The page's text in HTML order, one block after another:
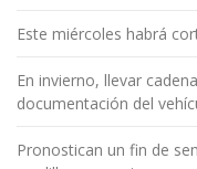
Este miércoles habrá
En invierno, llevar
documentación del
Pronostican un fin de